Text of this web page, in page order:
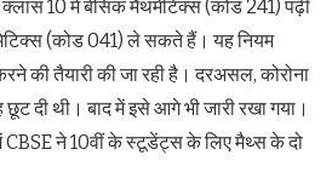
क्लास 10 में बेसिक मैथमेटिक्स (कोड 241) पढ़ी
(कोड 041) ले सकते हैं। यह नियम
तैयारी की जा रही है। दरअसल, कोरोना
दी थी। बाद में इसे आगे भी जारी रखा गया।
CBSE ने 10वीं के स्टूडेंट्स के लिए मैथ्स के दो